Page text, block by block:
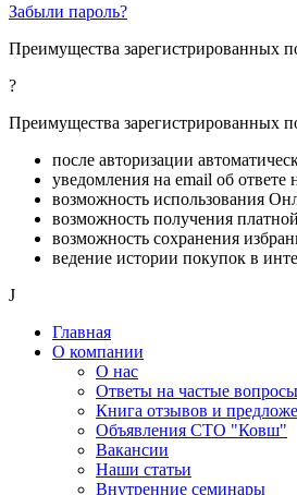
Забыли пароль?
Преимущества зарегистрированных
?
Преимущества зарегистрированных
после авторизации
уведомления на email об
возможность использования
возможность получения
возможность сохранения
ведение истории покупок в
J
Главная
О компании
О нас
Ответы на частые вопросы
Книга отзывов и
Объявления СТО "Ковш"
Вакансии
Наши статьи
Внутренние семинары